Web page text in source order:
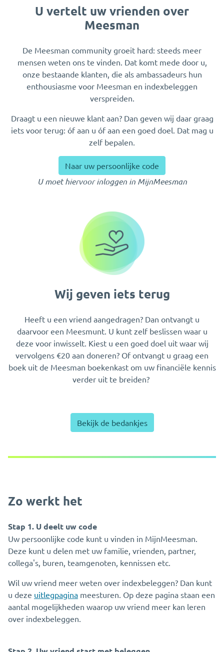
U vertelt uw vrienden over
Meesman
De Meesman community groeit hard: steeds meer
mensen weten ons te vinden. Dat komt mede door u,
onze bestaande klanten, die als ambassadeurs hun
enthousiasme voor Meesman en indexbeleggen
verspreiden.
Draagt u een nieuwe klant aan? Dan geven wij daar graag
iets voor terug: óf aan u óf aan een goed doel. Dat mag u
zelf bepalen.
Naar uw persoonlijke code
U moet hiervoor inloggen in MijnMeesman
Wij geven iets terug
Heeft u een vriend aangedragen? Dan ontvangt u
daarvoor een Meesmunt. U kunt zelf beslissen waar u
deze voor inwisselt. Kiest u een goed doel uit waar wij
vervolgens €20 aan doneren? Of ontvangt u graag een
boek uit de Meesman boekenkast om uw financiële kennis
verder uit te breiden?
Bekijk de bedankjes
Zo werkt het
Stap 1. U deelt uw code
Uw persoonlijke code kunt u vinden in MijnMeesman.
Deze kunt u delen met uw familie, vrienden, partner,
collega's, buren, teamgenoten, kennissen etc.
Wil uw vriend meer weten over indexbeleggen? Dan kunt
u deze uitlegpagina meesturen. Op deze pagina staan een
aantal mogelijkheden waarop uw vriend meer kan leren
over indexbeleggen.